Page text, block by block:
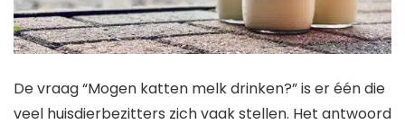
De vraag “Mogen katten melk drinken?” is er één die
veel huisdierbezitters zich vaak stellen. Het antwoord